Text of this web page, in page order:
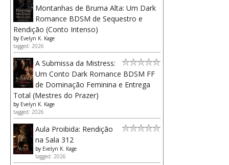
Montanhas de Bruma Alta: Um Dark
Romance BDSM de Sequestro e
Rendição (Conto Intenso)
by Evelyn K. Kage
tagged: 2026
A Submissa da Mistress:
Um Conto Dark Romance BDSM FF
de Dominação Feminina e Entrega
Total (Mestres do Prazer)
by Evelyn K. Kage
tagged: 2026
Aula Proibida: Rendição
na Sala 312
by Evelyn K. Kage
tagged: 2026